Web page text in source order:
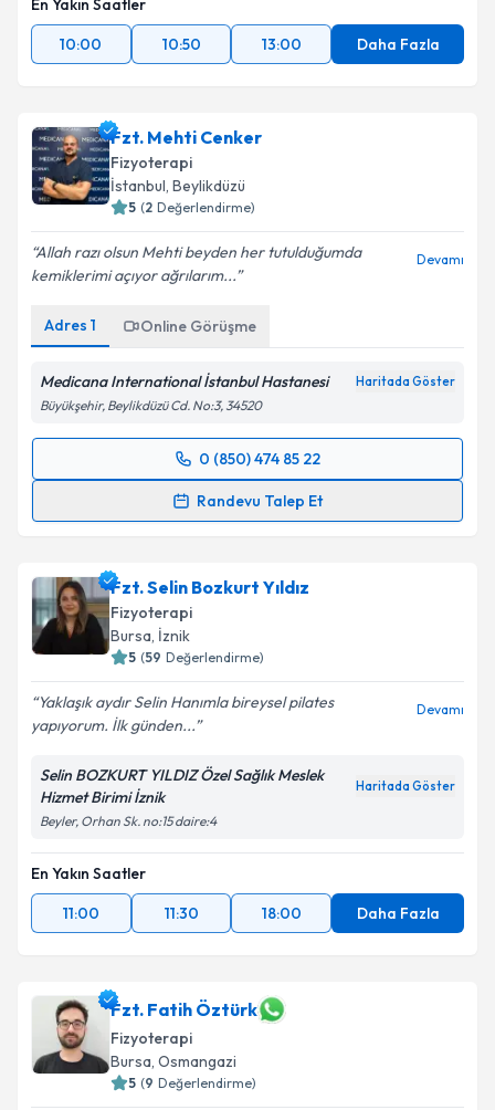
En Yakın Saatler
10:00
10:50 13:00 Daha Fazla
Fzt. Mehti Cenker
Fizyoterapi
İstanbul, Beylikdüzü
5 (2 Değerlendirme)
Allah razı olsun Mehti beyden her tutulduğumda
kemiklerimi açıyor ağrılarım...
Devamı
Adres 1 Online Görüşme
Medicana International İstanbul Hastanesi Haritada Göster
Büyükşehir, Beylikdüzü Cd. No:3, 34520
0 (850) 474 85 22
Randevu Talep Et
Randevu Takvimi Talebi
takvim hazırlandığında e-posta ile bilgilendireceğiz.
E-posta Adresiniz
Kişisel verilerimin işlenmesine ilişkin
'ni okudum ve kişisel verilerimin belirtilen
kapsamda işlenmesini kabul ediyorum.
Takvim Talebini Gönder
Fzt. Selin Bozkurt Yıldız
Fizyoterapi
Bursa, İznik
5 (59 Değerlendirme)
Yaklaşık aydır Selin Hanımla bireysel pilates
yapıyorum. İlk günden...
Devamı
Selin BOZKURT YILDIZ Özel Sağlık Meslek
Hizmet Birimi İznik
Haritada Göster
Beyler, Orhan Sk. no:15 daire:4
En Yakın Saatler
11:00
11:30 18:00 Daha Fazla
Fzt. Fatih Öztürk
Fizyoterapi
Bursa, Osmangazi
5 (9 Değerlendirme)